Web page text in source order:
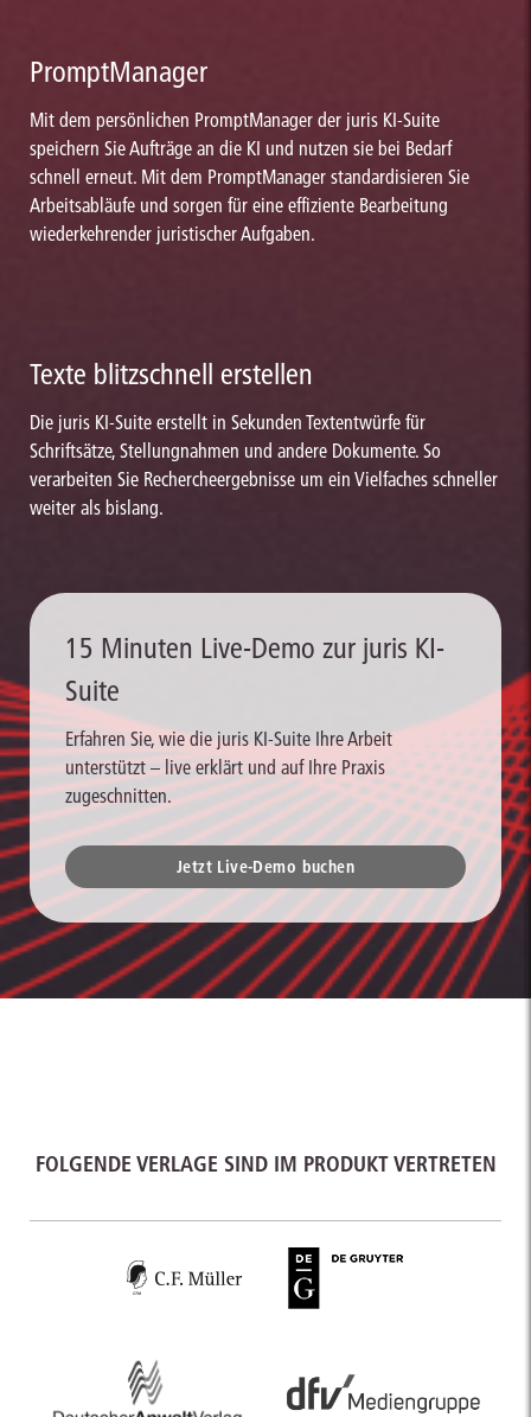
PromptManager
Mit dem persönlichen PromptManager der juris KI-Suite
speichern Sie Aufträge an die KI und nutzen sie bei Bedarf
schnell erneut. Mit dem PromptManager standardisieren Sie
Arbeitsabläufe und sorgen für eine effiziente Bearbeitung
wiederkehrender juristischer Aufgaben.
Texte blitzschnell erstellen
Die juris KI-Suite erstellt in Sekunden Textentwürfe für
Schriftsätze, Stellungnahmen und andere Dokumente. So
verarbeiten Sie Rechercheergebnisse um ein Vielfaches schneller
weiter als bislang.
15 Minuten Live-Demo zur juris KI-
Suite
Erfahren Sie, wie die juris KI-Suite Ihre Arbeit
unterstützt – live erklärt und auf Ihre Praxis
zugeschnitten.
Jetzt Live-Demo buchen
FOLGENDE VERLAGE SIND IM PRODUKT VERTRETEN